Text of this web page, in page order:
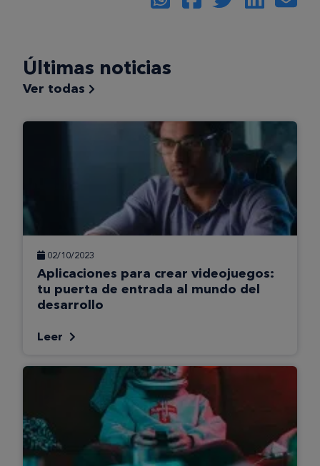
Últimas noticias
Ver todas
02/10/2023
Aplicaciones para crear videojuegos:
tu puerta de entrada al mundo del
desarrollo
Leer